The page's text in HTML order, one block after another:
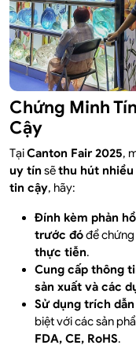
Chứng Minh
Cậy
TạiCanton Fair 2025,
uy tín sẽthu hút nhiều
tin cậy, hãy:
Đính kèm phản
trước đóđể
thực tiễn.
Cung cấp thông
sản xuất và các
Sử dụng trích
biệt với các sản
FDA, CE, RoHS.